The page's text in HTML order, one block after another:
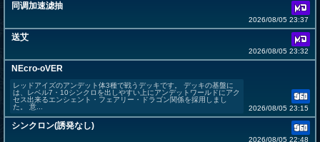
同调加速滤抽
2026/08/05 23:37
送艾
2026/08/05 23:32
NEcro-oVER
レッドアイズのアンデット体3種で戦うデッキです。 デッキの基盤に
は、レベル7・10シンクロを出しやすい上にアンデットワールドにアク
セス出来るエンシェント・フェアリー・ドラゴン関係を採用しまし
た。 意...
2026/08/05 23:15
シンクロン(誘発なし)
2026/08/05 22:48